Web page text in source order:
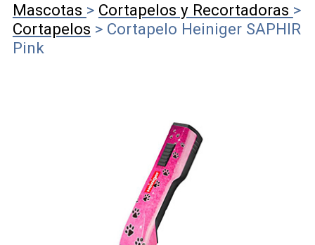
Mascotas > Cortapelos y Recortadoras >
Cortapelos > Cortapelo Heiniger SAPHIR
Pink